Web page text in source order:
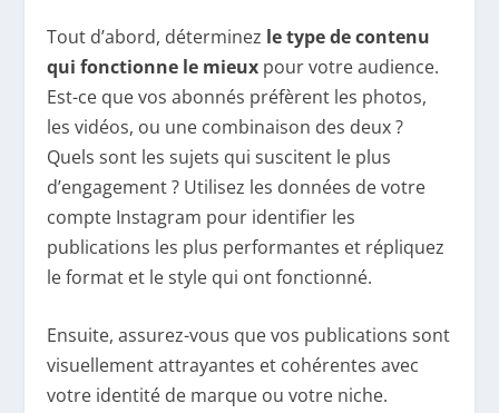
Tout d’abord, déterminez le type de contenu
qui fonctionne le mieux pour votre audience.
Est-ce que vos abonnés préfèrent les photos,
les vidéos, ou une combinaison des deux ?
Quels sont les sujets qui suscitent le plus
d’engagement ? Utilisez les données de votre
compte Instagram pour identifier les
publications les plus performantes et répliquez
le format et le style qui ont fonctionné.
Ensuite, assurez-vous que vos publications sont
visuellement attrayantes et cohérentes avec
votre identité de marque ou votre niche.